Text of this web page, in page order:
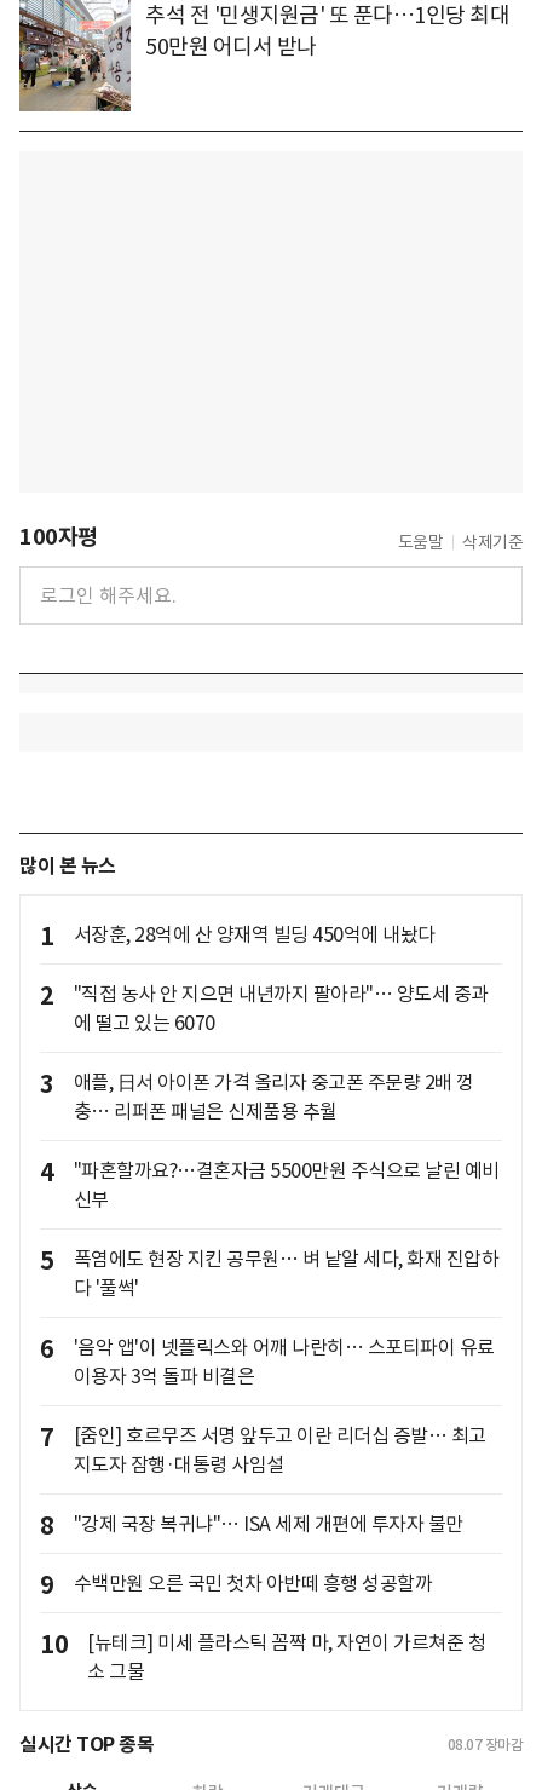
추석 전 '민생지원금' 또 푼다…1인당 최대
50만원 어디서 받나
100자평 도움말 삭제기준
많이 본 뉴스
1 서장훈, 28억에 산 양재역 빌딩 450억에 내놨다
2
"직접 농사 안 지으면 내년까지 팔아라"… 양도세 중과
에 떨고 있는 6070
3
애플, 日서 아이폰 가격 올리자 중고폰 주문량 2배 껑
충… 리퍼폰 패널은 신제품용 추월
4
"파혼할까요?…결혼자금 5500만원 주식으로 날린 예비
신부
5
폭염에도 현장 지킨 공무원… 벼 낱알 세다, 화재 진압하
다 '풀썩'
6
'음악 앱'이 넷플릭스와 어깨 나란히… 스포티파이 유료
이용자 3억 돌파 비결은
7
[줌인] 호르무즈 서명 앞두고 이란 리더십 증발… 최고
지도자 잠행·대통령 사임설
8 "강제 국장 복귀냐"… ISA 세제 개편에 투자자 불만
9 수백만원 오른 국민 첫차 아반떼 흥행 성공할까
10
[뉴테크] 미세 플라스틱 꼼짝 마, 자연이 가르쳐준 청
소 그물
실시간 TOP 종목 08.07 장마감